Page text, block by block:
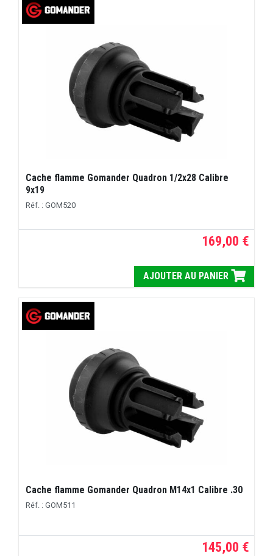
Cache flamme Gomander Quadron 1/2x28 Calibre
9x19
Réf. : GOM520
169,00 €
AJOUTER AU PANIER
Cache flamme Gomander Quadron M14x1 Calibre .30
Réf. : GOM511
145,00 €